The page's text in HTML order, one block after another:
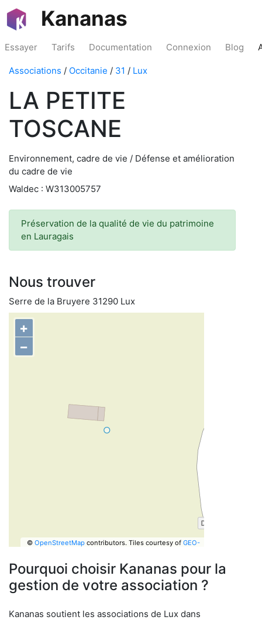
Kananas
Essayer Tarifs Documentation Connexion Blog
Associations / Occitanie / 31 / Lux
LA PETITE
TOSCANE
Environnement, cadre de vie / Défense et amélioration
du cadre de vie
Waldec : W313005757
Préservation de la qualité de vie du patrimoine
en Lauragais
Nous trouver
Serre de la Bruyere 31290 Lux
+
−
© OpenStreetMapcontributors. Tiles courtesy of GEO-
Pourquoi choisir Kananas pour la
gestion de votre association ?
Kananas soutient les associations de Lux dans